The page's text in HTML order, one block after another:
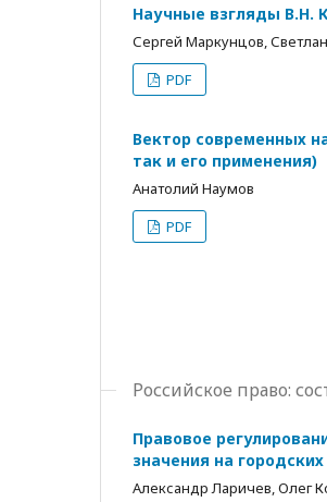
Научные взгляды В.Н.
Сергей Маркунцов,
PDF
Вектор современных
так и его применения)
Анатолий Наумов
PDF
Российское право:
Правовое
значения на
Александр Ларичев, Олег